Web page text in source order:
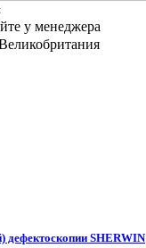
у менеджера
дефектоскопии SHERWIN